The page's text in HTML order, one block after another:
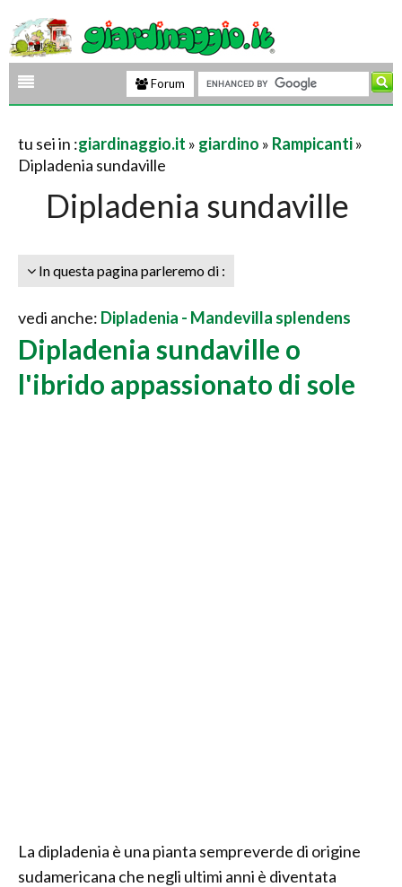
Forum
tu sei in :giardinaggio.it » giardino » Rampicanti»
Dipladenia sundaville
Dipladenia sundaville
In questa pagina parleremo di :
vedi anche: Dipladenia - Mandevilla splendens
Dipladenia sundaville o
l'ibrido appassionato di sole
La dipladenia è una pianta sempreverde di origine
sudamericana che negli ultimi anni è diventata